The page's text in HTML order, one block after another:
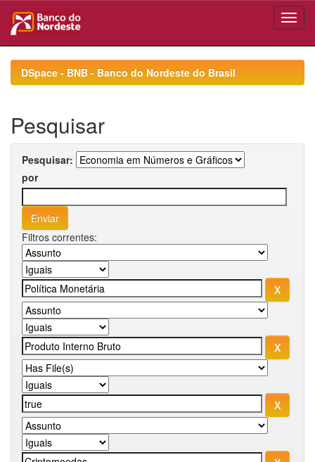
navigationDSpace - BNB - Banco do Nordeste do Brasil
Pesquisar
Pesquisar:
por
Filtros correntes: